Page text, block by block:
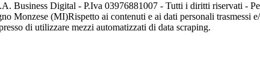
Business Digital - P.Iva 03976881007 - Tutti i diritti riservati -
Monzese (MI)Rispetto ai contenuti e ai dati personali trasmessi
di utilizzare mezzi automatizzati di data scraping.